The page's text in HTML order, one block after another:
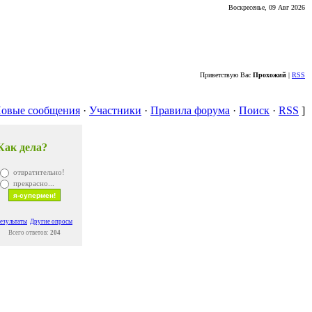
Воскресенье, 09 Авг 2026
Приветствую Вас Прохожий | RSS
сообщения · Участники · Правила форума · Поиск · RSS ]
дела?
отвратительно!
прекрасно...
Другие опросы
Всего ответов: 204